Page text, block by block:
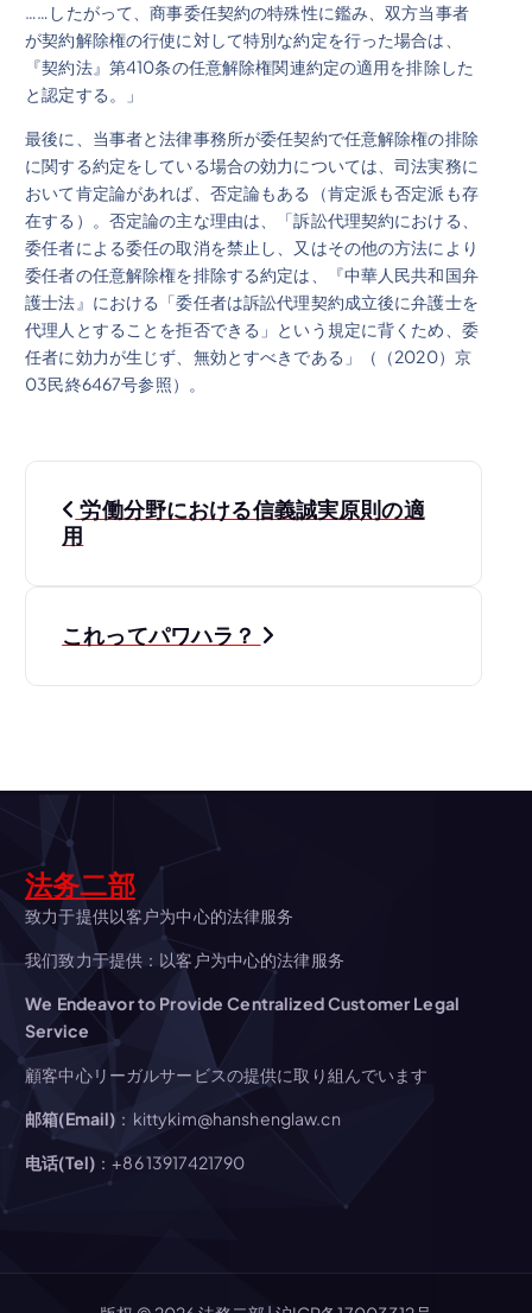
……したがって、商事委任契約の特殊性に鑑み、双方当事者
が契約解除権の行使に対して特別な約定を行った場合は、
『契約法』第410条の任意解除権関連約定の適用を排除した
と認定する。」
最後に、当事者と法律事務所が委任契約で任意解除権の排除
に関する約定をしている場合の効力については、司法実務に
おいて肯定論があれば、否定論もある（肯定派も否定派も存
在する）。否定論の主な理由は、「訴訟代理契約における、
委任者による委任の取消を禁止し、又はその他の方法により
委任者の任意解除権を排除する約定は、『中華人民共和国弁
護士法』における「委任者は訴訟代理契約成立後に弁護士を
代理人とすることを拒否できる」という規定に背くため、委
任者に効力が生じず、無効とすべきである」（（2020）京
03民終6467号参照）。
投
稿
ビ
ー
シ
ョ
ン
労働分野における信義誠実原則の適
用
これってパワハラ？
法务二部
致力于提供以客户为中心的法律服务
我们致力于提供：以客户为中心的法律服务
We Endeavor to Provide Centralized Customer Legal
Service
顧客中心リーガルサービスの提供に取り組んでいます
邮箱(Email) ：kittykim@hanshenglaw.cn
电话(Tel) ：+86 13917421790